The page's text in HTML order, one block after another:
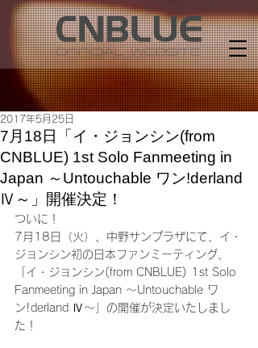
7月18日「イ・ジョンシン(from
CNBLUE) 1st Solo Fanmeeting in
Japan ～Untouchable ワン!derland
Ⅳ～」開催決定！
2017年5月25日
ついに！
7月18日（火）、中野サンプラザにて、イ・
ジョンシン初の日本ファンミーティング、
「イ・ジョンシン(from CNBLUE) 1st Solo
Fanmeeting in Japan ～Untouchable ワ
ン!derland Ⅳ～」の開催が決定いたしまし
た！